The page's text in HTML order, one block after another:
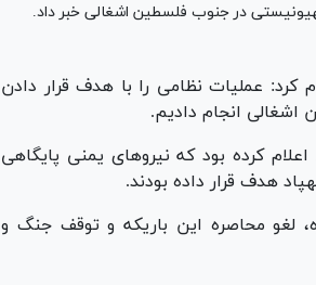
در جنوب فلسطین اشغالی خبر داد.
عملیات نظامی را با هدف قرار دادن
اشغالی انجام دادیم.
کرده بود که نیروهای یمنی پایگاهی
هدف قرار داده بودند.
لغو محاصره این باریکه و توقف جنگ و